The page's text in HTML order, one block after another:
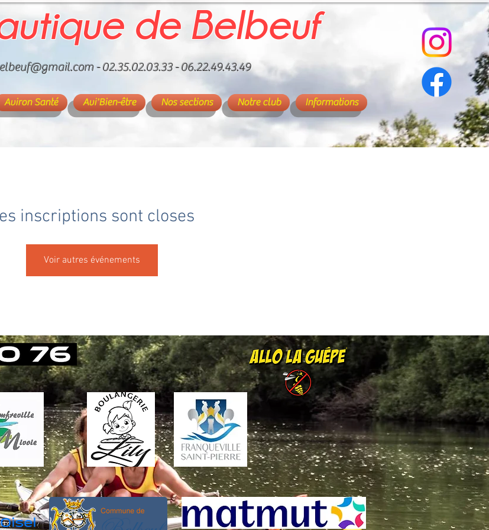
de Belbeuf
- 02.35.02.03.33 - 06.22.49.43.49
Aviron Santé Avi'Bien-être Nos sections Notre club Informations
inscriptions sont closes
Voir autres événements